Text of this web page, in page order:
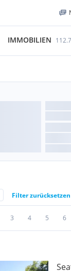
IMMOBILIEN
Filter zurücksetzen
3 4 5 6